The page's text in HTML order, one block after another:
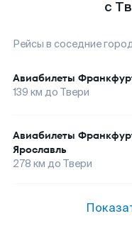
с
Рейсы в соседние
Авиабилеты
139 км до Твери
Авиабилеты
Ярославль
278 км до Твери